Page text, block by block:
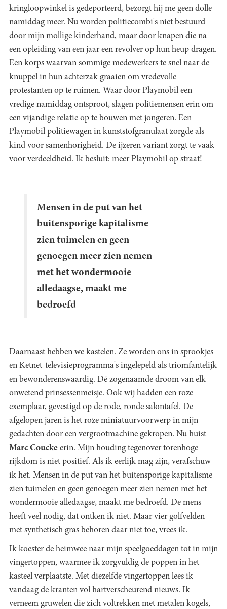
kringloopwinkel is gedeporteerd, bezorgt hij me geen dolle
namiddag meer. Nu worden politiecombi's niet bestuurd
door mijn mollige kinderhand, maar door knapen die na
een opleiding van een jaar een revolver op hun heup dragen.
Een korps waarvan sommige medewerkers te snel naar de
knuppel in hun achterzak graaien om vredevolle
protestanten op te ruimen. Waar door Playmobil een
vredige namiddag ontsproot, slagen politiemensen erin om
een vijandige relatie op te bouwen met jongeren. Een
Playmobil politiewagen in kunststofgranulaat zorgde als
kind voor samenhorigheid. De ijzeren variant zorgt te vaak
voor verdeeldheid. Ik besluit: meer Playmobil op straat!
Mensen in de put van het
buitensporige kapitalisme
zien tuimelen en geen
genoegen meer zien nemen
met het wondermooie
alledaagse, maakt me
bedroefd
Daarnaast hebben we kastelen. Ze worden ons in sprookjes
en Ketnet-televisieprogramma's ingelepeld als triomfantelijk
en bewonderenswaardig. Dé zogenaamde droom van elk
onwetend prinsessenmeisje. Ook wij hadden een roze
exemplaar, gevestigd op de rode, ronde salontafel. De
afgelopen jaren is het roze miniatuurvoorwerp in mijn
gedachten door een vergrootmachine gekropen. Nu huist
Marc Coucke erin. Mijn houding tegenover torenhoge
rijkdom is niet positief. Als ik eerlijk mag zijn, verafschuw
ik het. Mensen in de put van het buitensporige kapitalisme
zien tuimelen en geen genoegen meer zien nemen met het
wondermooie alledaagse, maakt me bedroefd. De mens
heeft veel nodig, dat ontken ik niet. Maar vier golfvelden
met synthetisch gras behoren daar niet toe, vrees ik.
Ik koester de heimwee naar mijn speelgoeddagen tot in mijn
vingertoppen, waarmee ik zorgvuldig de poppen in het
kasteel verplaatste. Met diezelfde vingertoppen lees ik
vandaag de kranten vol hartverscheurend nieuws. Ik
verneem gruwelen die zich voltrekken met metalen kogels,